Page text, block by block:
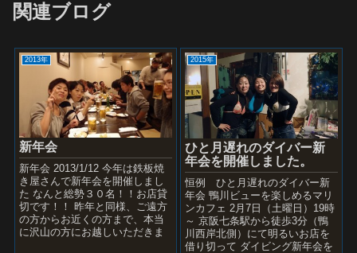
関連ブログ
2013年
新年会
新年会 2013/1/12 今年は鉄板焼
き屋さんで新年会を開催しまし
た なんと総勢３０名！！お店貸
切です！！ 昨年と同様、ご遠方
の方からお近くの方まで、本当
に沢山の方にお越しいただきま
2015年
ひと月遅れのダイバー新
年会を開催しました。
恒例 ひと月遅れのダイバー新
年会 鴨川ビューを楽しめるマリ
ンカフェ 2月7日（土曜日）19時
～ 京阪七条駅から徒歩3分（鴨
川西岸北側）にて明るいお店を
借り切って ダイビング新年会を